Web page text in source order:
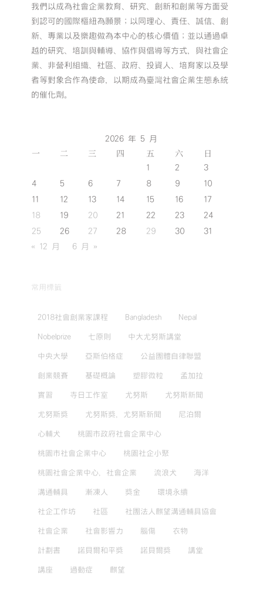
業
組】〉
中
我們以成為社會企業教育、研究、創新和創業等方面受
到認可的國際樞紐為願景；以同理心、責任、誠信、創
新、專業以及樂趣做為本中心的核心價值；並以通過卓
越的研究、培訓與輔導、協作與倡導等方式，與社會企
業、非營利組織、社區、政府、投資人、培育家以及學
者等對象合作為使命，以期成為臺灣社會企業生態系統
的催化劑。
2026 年 5 月
一 二 三 四 五 六 日
1 2
3
4
5 6 7 8 9
10
11
12 13 14 15 16
17
18
19 20 21 22 23
24
25
26 27 28 29 30
31
« 12 月
6 月 »
常用標籤
2018社會創業家課程 Bangladesh Nepal
Nobelprize 七原則 中大尤努斯講堂
中央大學 亞斯伯格症 公益團體自律聯盟
創業競賽 基礎概論 塑膠微粒 孟加拉
實習 寺日工作室 尤努斯 尤努斯新聞
尤努斯獎 尤努斯獎，尤努斯新聞 尼泊爾
心輔犬 桃園市政府社會企業中心
桃園市社會企業中心 桃園社企小聚
桃園社會企業中心，社會企業 流浪犬 海洋
溝通輔具 漸凍人 獎金 環境永續
社企工作坊 社區 社團法人麒望溝通輔具協會
社會企業 社會影響力 腦傷 衣物
計劃書 諾貝爾和平獎 諾貝爾獎 講堂
講座 過動症 麒望